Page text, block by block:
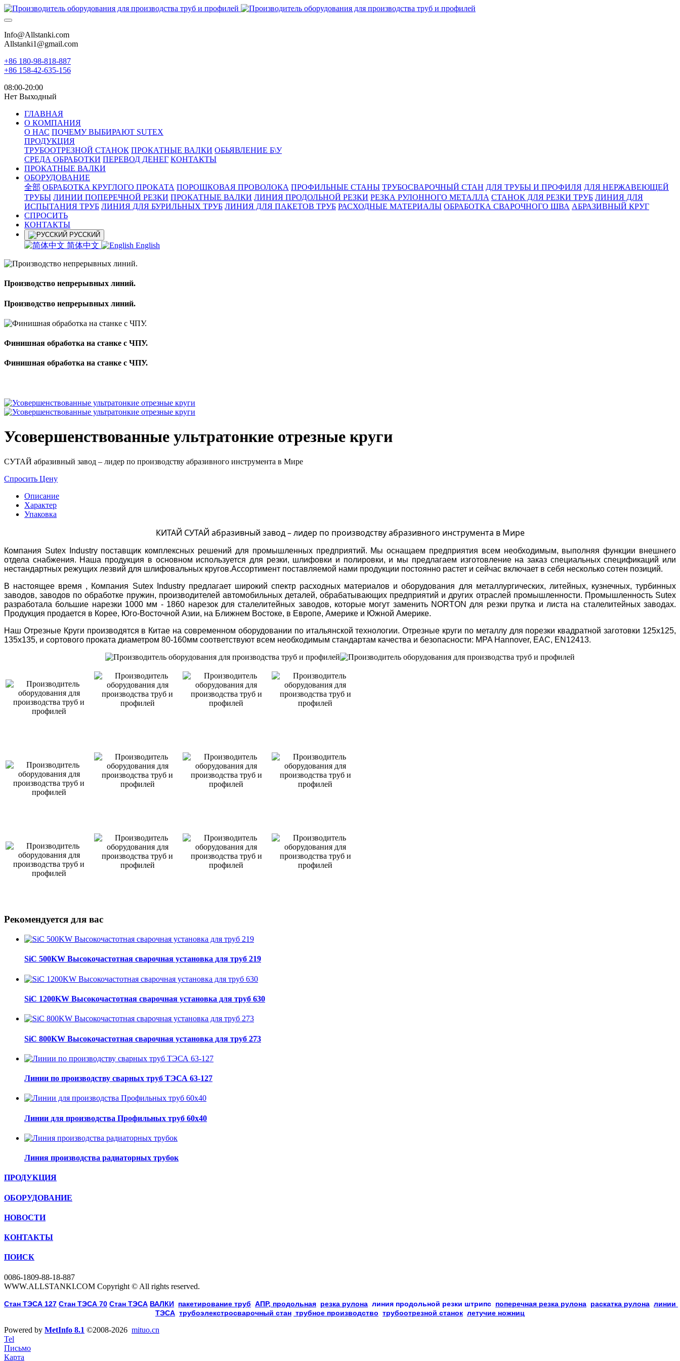
Info@Allstanki.com
Allstanki1@gmail.com
+86 180-98-818-887
+86 158-42-635-156
08:00-20:00
Нет Выходный
ГЛАВНАЯ
О КОМПАНИЯ
О НАС ПОЧЕМУ ВЫБИРАЮТ SUTEX
ПРОДУКЦИЯ
ТРУБООТРЕЗНОЙ СТАНОК ПРОКАТНЫЕ ВАЛКИ ОБЬЯВЛЕНИЕ Б\У
СРЕДА ОБРАБОТКИ ПЕРЕВОД ДЕНЕГ КОНТАКТЫ
ПРОКАТНЫЕ ВАЛКИ
ОБОРУДОВАНИЕ
全部 ОБРАБОТКА КРУГЛОГО ПРОКАТА ПОРОШКОВАЯ ПРОВОЛОКА ПРОФИЛЬНЫЕ СТАНЫ ТРУБОСВАРОЧНЫЙ СТАН ДЛЯ ТРУБЫ И ПРОФИЛЯ ДЛЯ НЕРЖАВЕЮЩЕЙ
ТРУБЫ ЛИНИИ ПОПЕРЕЧНОЙ РЕЗКИ ПРОКАТНЫЕ ВАЛКИ ЛИНИЯ ПРОДОЛЬНОЙ РЕЗКИ РЕЗКА РУЛОННОГО МЕТАЛЛА СТАНОК ДЛЯ РЕЗКИ ТРУБ ЛИНИЯ ДЛЯ
ИСПЫТАНИЯ ТРУБ ЛИНИЯ ДЛЯ БУРИЛЬНЫХ ТРУБ ЛИНИЯ ДЛЯ ПАКЕТОВ ТРУБ РАСХОДНЫЕ МАТЕРИАЛЫ OБРАБОТКА СВАРОЧНОГО ШВА АБРАЗИВНЫЙ КРУГ
СПРОСИТЬ
КОНТАКТЫ
РУССКИЙ
简体中文 English
Производство непрерывных линий.
Производство непрерывных линий.
Финишная обработка на станке с ЧПУ.
Финишная обработка на станке с ЧПУ.
Усовершенствованные ультратонкие отрезные круги
СУТАЙ абразивный завод – лидер по производству абразивного инструмента в Мире
Спросить Цену
Описание
Характер
Упаковка
КИТАЙ СУТАЙ абразивный завод – лидер по производству абразивного инструмента в Мире
Компания Sutex Industry поставщик комплексных решений для промышленных предприятий. Мы оснащаем предприятия всем необходимым, выполняя функции внешнего
отдела снабжения. Наша продукция в основном используется для резки, шлифовки и полировки, и мы предлагаем изготовление на заказ специальных спецификаций или
нестандартных режущих лезвий для шлифовальных кругов.Ассортимент поставляемой нами продукции постоянно растет и сейчас включает в себя несколько сотен позиций.
В настоящее время , Компания Sutex Industry предлагает широкий спектр расходных материалов и оборудования для металлургических, литейных, кузнечных, турбинных
заводов, заводов по обработке пружин, производителей автомобильных деталей, обрабатывающих предприятий и других отраслей промышленности. Промышленность Sutex
разработала большие нарезки 1000 мм - 1860 нарезок для сталелитейных заводов, которые могут заменить NORTON для резки прутка и листа на сталелитейных заводах.
Продукция продается в Корее, Юго-Восточной Азии, на Ближнем Востоке, в Европе, Америке и Южной Америке.
Наш Отрезные Круги производятся в Китае на современном оборудовании по итальянской технологии. Отрезные круги по металлу для порезки квадратной заготовки 125х125,
135х135, и сортового проката диаметром 80-160мм соответствуют всем необходимым стандартам качества и безопасности: MPA Hannover, EAC, EN12413.
Рекомендуется для вас
SiC 500KW Высокочастотная сварочная установка для труб 219
SiC 1200KW Высокочастотная сварочная установка для труб 630
SiC 800KW Высокочастотная сварочная установка для труб 273
Линии по производству сварных труб ТЭСА 63-127
Линии для производства Профильных труб 60х40
Линия производства радиаторных трубок
ПРОДУКЦИЯ
ОБОРУДОВАНИЕ
НОВОСТИ
КОНТАКТЫ
ПОИСК
0086-1809-88-18-887
WWW.ALLSTANKI.COM Copyright © All rights reserved.
Cтан ТЭСА 127 Cтан ТЭСА 70 Cтан ТЭСА ВАЛКИ пакетирование труб АПР, продольная резка рулона линия продольной резки штрипс поперечная резка рулона раскатка рулона линии
ТЭСА трубоэлекстросварочный стан трубное производство трубоотрезной станок летучие ножниц
Powered by MetInfo 8.1 ©2008-2026 mituo.cn
Tel
Письмо
Карта